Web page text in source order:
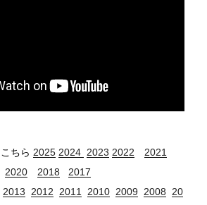
ちら 2025 2024 2023 2022
2021
2020
2018
2017
2013 2012 2011 2010 2009 2008
20